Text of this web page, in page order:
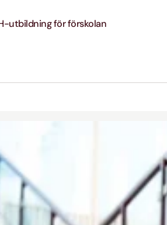
utbildning för förskolan